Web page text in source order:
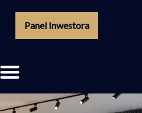
Panel Inwestora